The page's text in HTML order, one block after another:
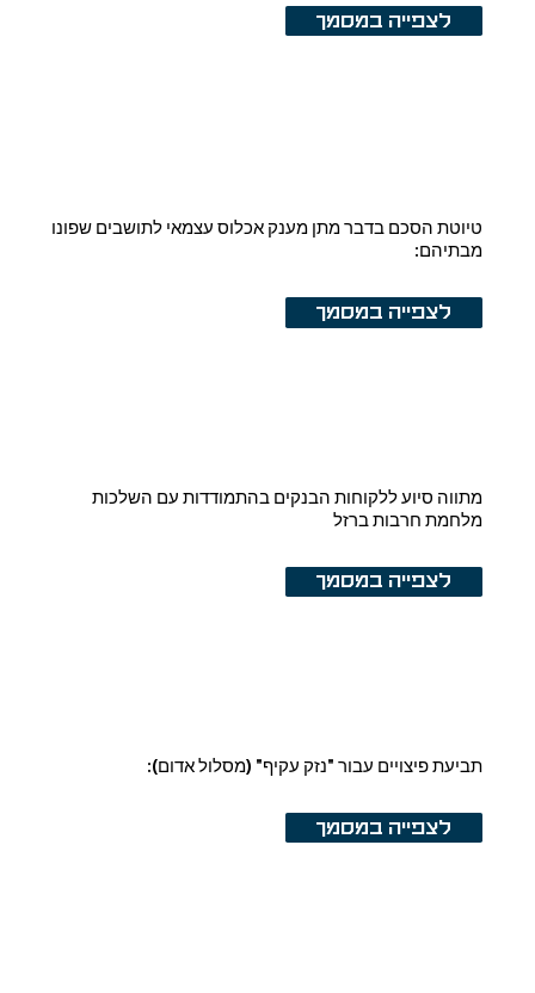
לצפייה במסמך
טיוטת הסכם בדבר מתן מענק אכלוס עצמאי לתושבים שפונו
מבתיהם:
לצפייה במסמך
מתווה סיוע ללקוחות הבנקים בהתמודדות עם השלכות
מלחמת חרבות ברזל
לצפייה במסמך
תביעת פיצויים עבור "נזק עקיף" (מסלול אדום):
לצפייה במסמך